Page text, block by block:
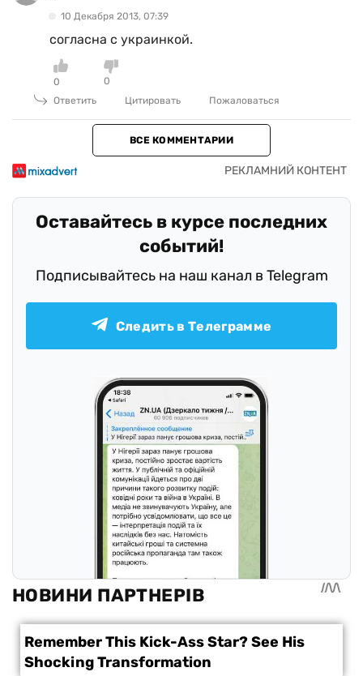
10 Декабря 2013, 07:39
согласна с украинкой.
0
0
Ответить
Цитировать Пожаловаться
ВСЕ КОММЕНТАРИИ
Оставайтесь в курсе последних
событий!
Подписывайтесь на наш канал в Telegram
Следить в Телеграмме